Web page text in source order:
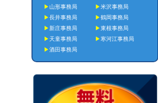
▶ 山形事務局 ▶米沢事務局
▶長井事務局 ▶鶴岡事務局
▶ 新庄事務局 ▶東根事務局
▶ 天童事務局 ▶寒河江事務局
▶酒田事務局